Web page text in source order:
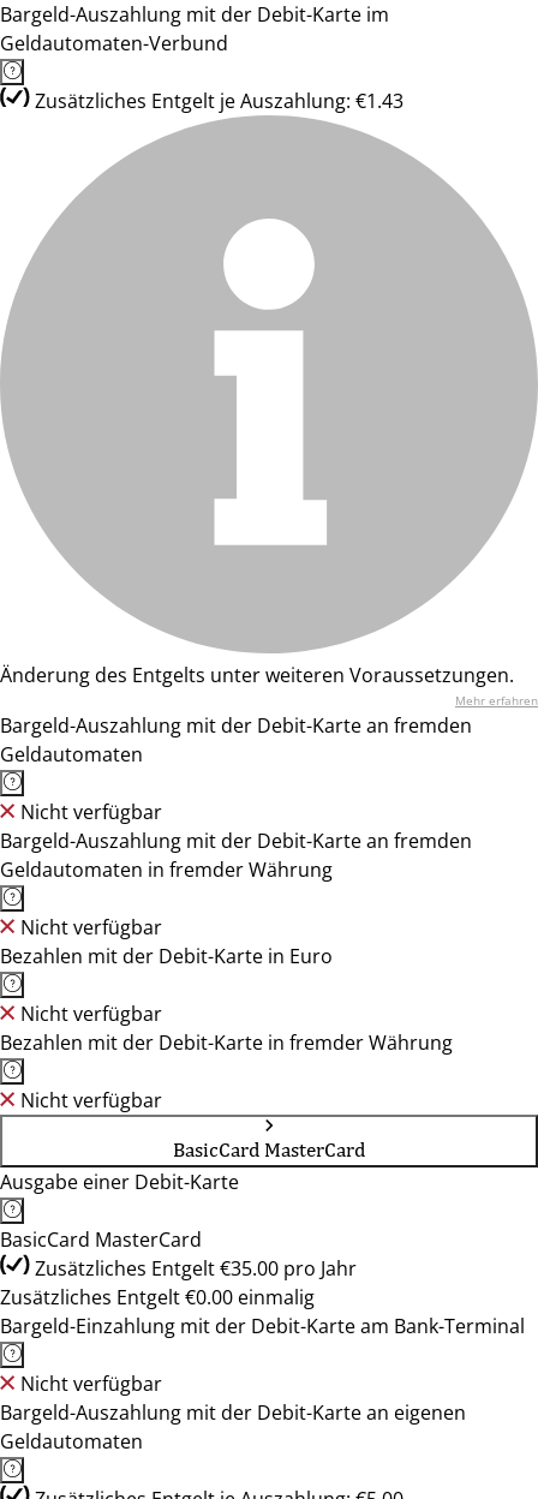
Bargeld-Auszahlung mit der Debit-Karte im
Geldautomaten-Verbund
Zusätzliches Entgelt je Auszahlung: €1.43
Änderung des Entgelts unter weiteren Voraussetzungen.
Mehr erfahren
Bargeld-Auszahlung mit der Debit-Karte an fremden
Geldautomaten
Nicht verfügbar
Bargeld-Auszahlung mit der Debit-Karte an fremden
Geldautomaten in fremder Währung
Nicht verfügbar
Bezahlen mit der Debit-Karte in Euro
Nicht verfügbar
Bezahlen mit der Debit-Karte in fremder Währung
Nicht verfügbar
BasicCard MasterCard
Ausgabe einer Debit-Karte
BasicCard MasterCard
Zusätzliches Entgelt €35.00 pro Jahr
Zusätzliches Entgelt €0.00 einmalig
Bargeld-Einzahlung mit der Debit-Karte am Bank-Terminal
Nicht verfügbar
Bargeld-Auszahlung mit der Debit-Karte an eigenen
Geldautomaten